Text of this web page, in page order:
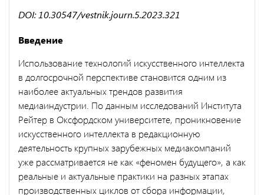
DOI: 10.30547/vestnik.journ.5.2023.321
Введение
Использование технологий искусственного интеллекта
в долгосрочной перспективе становится одним из
наиболее актуальных трендов развития
медиаиндустрии. По данным исследований Института
Рейтер в Оксфордском университете, проникновение
искусственного интеллекта в редакционную
деятельность крупных зарубежных медиакомпаний
уже рассматривается не как «феномен будущего», а как
реальные и актуальные практики на разных этапах
производственных циклов от сбора информации,